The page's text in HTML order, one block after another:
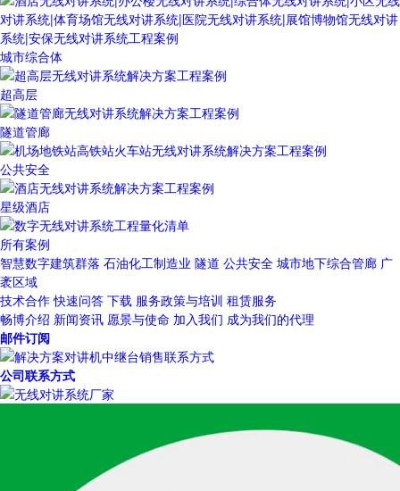
城市综合体
超高层
隧道管廊
公共安全
星级酒店
所有案例
智慧数字建筑群落 石油化工制造业 隧道 公共安全 城市地下综合管廊 广
袤区域
技术合作 快速问答 下载 服务政策与培训 租赁服务
畅博介绍 新闻资讯 愿景与使命 加入我们 成为我们的代理
邮件订阅
公司联系方式